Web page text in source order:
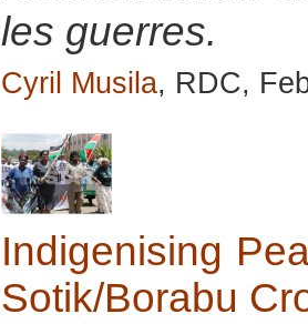
les guerres.
Cyril Musila, RDC,
Indigenising
Sotik/Borabu